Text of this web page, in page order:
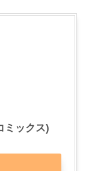
ミックス)